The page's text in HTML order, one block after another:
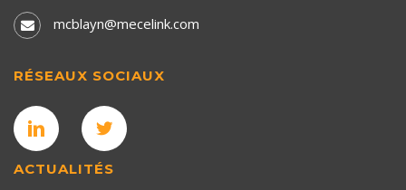
mcblayn@mecelink.com
RÉSEAUX SOCIAUX
ACTUALITÉS